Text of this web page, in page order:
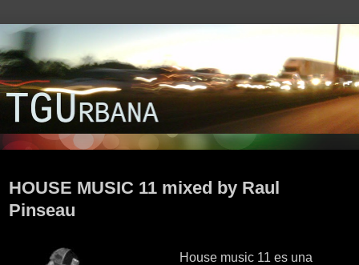
HOUSE MUSIC 11 mixed by Raul
Pinseau
House music 11 es una